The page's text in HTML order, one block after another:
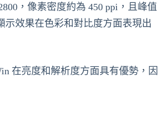
，像素密度約為 450 ppi，且峰值
示效果在色彩和對比度方面表現出
在亮度和解析度方面具有優勢，因